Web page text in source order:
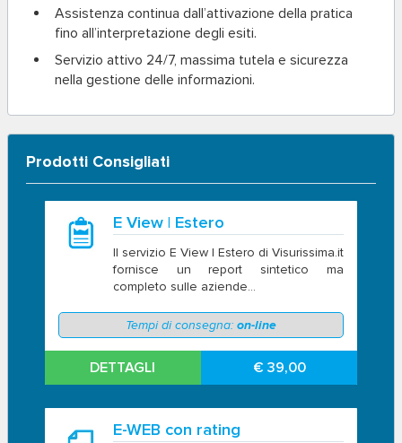
Assistenza continua dall’attivazione della pratica
fino all’interpretazione degli esiti.
Servizio attivo 24/7, massima tutela e sicurezza
nella gestione delle informazioni.
Prodotti Consigliati
E View | Estero
Il servizio E View | Estero di Visurissima.it
fornisce un report sintetico ma
completo sulle aziende...
Tempi di consegna: on-line
DETTAGLI € 39,00
E-WEB con rating